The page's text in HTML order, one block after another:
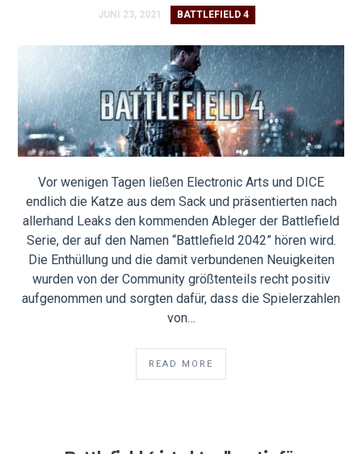
JUNI 23, 2021 BATTLEFIELD 4
Vor wenigen Tagen ließen Electronic Arts und DICE
endlich die Katze aus dem Sack und präsentierten nach
allerhand Leaks den kommenden Ableger der Battlefield
Serie, der auf den Namen “Battlefield 2042” hören wird.
Die Enthüllung und die damit verbundenen Neuigkeiten
wurden von der Community größtenteils recht positiv
aufgenommen und sorgten dafür, dass die Spielerzahlen
von…
READ MORE